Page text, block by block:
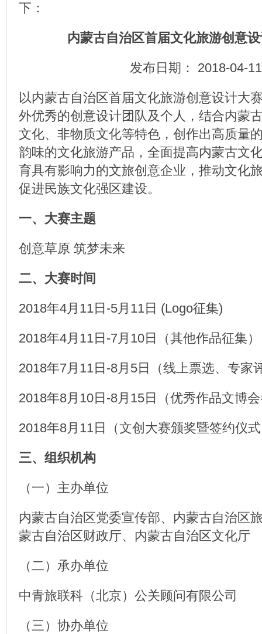
下：
内蒙古自治区首届文化旅游创意
发布日期： 2018-04-11
以内蒙古自治区首届文化旅游创意设计大
外优秀的创意设计团队及个人，结合内蒙
文化、非物质文化等特色，创作出高质量
韵味的文化旅游产品，全面提高内蒙古文
育具有影响力的文旅创意企业，推动文化
促进民族文化强区建设。
一、大赛主题
创意草原 筑梦未来
二、大赛时间
2018年4月11日-5月11日 (Logo征集)
2018年4月11日-7月10日（其他作品征集）
2018年7月11日-8月5日（线上票选、专家
2018年8月10日-8月15日（优秀作品文博
2018年8月11日（文创大赛颁奖暨签约仪
三、组织机构
（一）主办单位
内蒙古自治区党委宣传部、内蒙古自治区
蒙古自治区财政厅、内蒙古自治区文化厅
（二）承办单位
中青旅联科（北京）公关顾问有限公司
（三）协办单位